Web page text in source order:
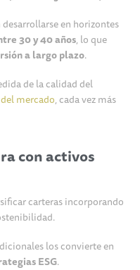
en horizontes
30 y 40 años, lo que
a largo plazo.
de la calidad del
mercado, cada vez más
con activos
carteras incorporando
los convierte en
ESG.